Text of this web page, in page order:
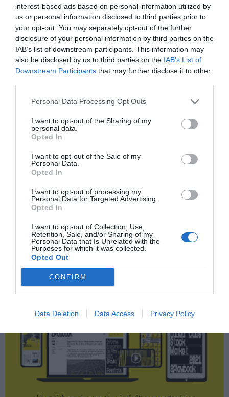
interest-based ads based on personal information utilized by
us or personal information disclosed to third parties prior to
your opt-out. You may separately opt-out of the further
disclosure of your personal information by third parties on the
IAB’s list of downstream participants. This information may
also be disclosed by us to third parties on the IAB’s List of
Downstream Participants that may further disclose it to other
Personal Data Processing Opt Outs
I want to opt-out of the Sharing of my
personal data.
Opted In
I want to opt-out of the Sale of my
Personal Data.
Opted In
I want to opt-out of processing my
Personal Data for Targeted Advertising.
Opted In
I want to opt-out of Collection, Use,
Retention, Sale, and/or Sharing of my
Personal Data that Is Unrelated with the
Purposes for which it was collected.
Opted Out
CONFIRM
Data Deletion Data Access Privacy Policy
Índex2P
FEB
PRO Women in Sports
Liga Femenina de baloncesto
Compartir
Imprimir
Publicidad
2Playbook Club2P